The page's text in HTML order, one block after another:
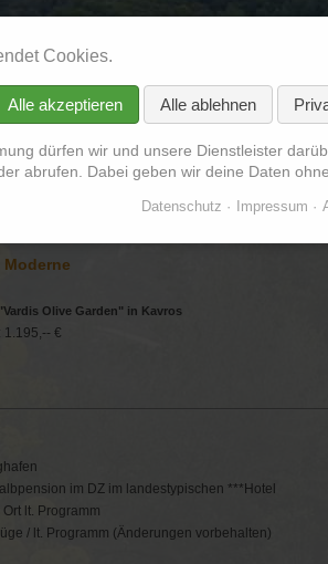
wandern auf Kreta
Reiseberichte
Olive Garden" in Kavros
1.195,-- €
im DZ im landestypischen ***Hotel
lt. Programm
/ lt. Programm (Änderungen vorbehalten)
Cookies.
Alle akzeptieren Alle ablehnen
dürfen wir und unsere Dienstleister
abrufen. Dabei geben wir deine Daten
Datenschutz Impressum